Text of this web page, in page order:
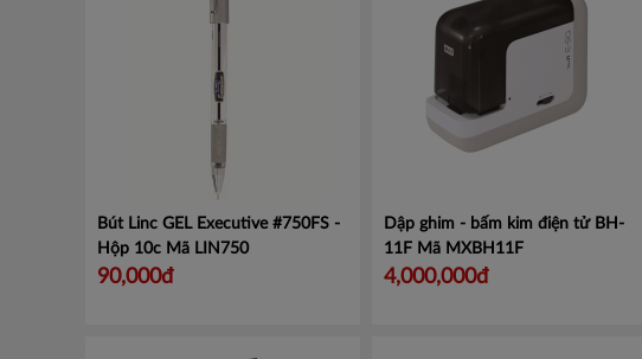
Bút Linc GEL Executive #750FS -
Hộp 10c Mã LIN750
90,000đ
Dập ghim - bấm kim điện tử BH-
11F Mã MXBH11F
4,000,000đ